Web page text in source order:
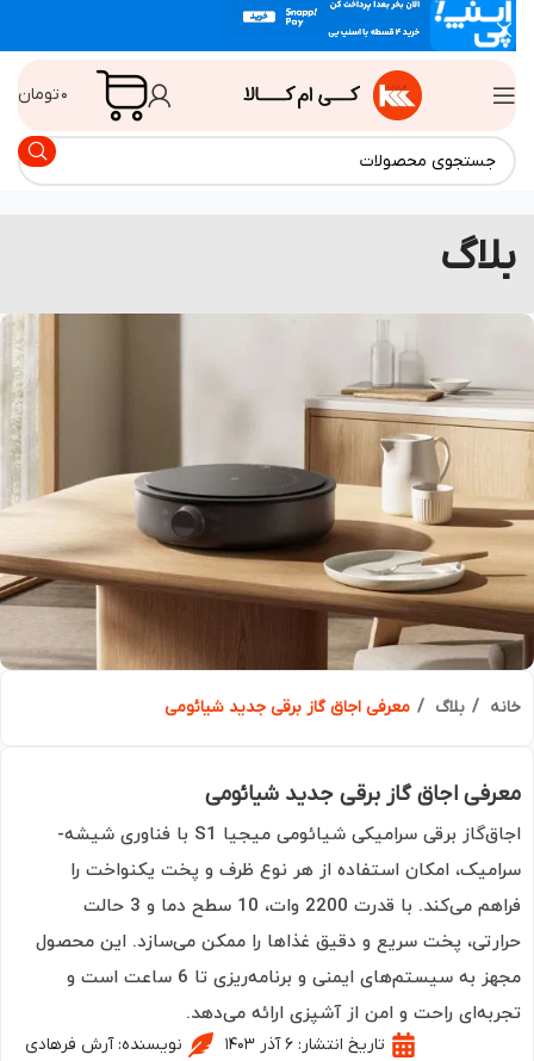
تومان
بلاگ معرفی اجاق گاز برقی جدید شیائومی
اجاق گاز برقی جدید شیائومی
اجاق‌گاز برقی سرامیکی شیائومی میجیا S1 با فناوری شیشه-
امکان استفاده از هر نوع ظرف و پخت یکنواخت را
فراهم می‌کند. با قدرت 2200 وات، 10 سطح دما و 3 حالت
پخت سریع و دقیق غذاها را ممکن می‌سازد. این محصول
مجهز به سیستم‌های ایمنی و برنامه‌ریزی تا 6 ساعت است و
راحت و امن از آشپزی ارائه می‌دهد.
تاریخ انتشار: ۶ آذر ۱۴۰۳ نویسنده:آرش فرهادی